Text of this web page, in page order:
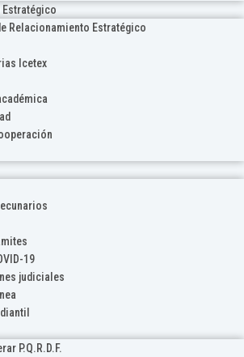
Relacionamiento Estratégico
Icetex
19
judiciales
P.Q.R.D.F.